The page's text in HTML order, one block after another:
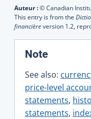
Auteur :© Canadian
This entry is from the
financièreversion 1.2,
Note:
See also:
price-level
statements,
statements,